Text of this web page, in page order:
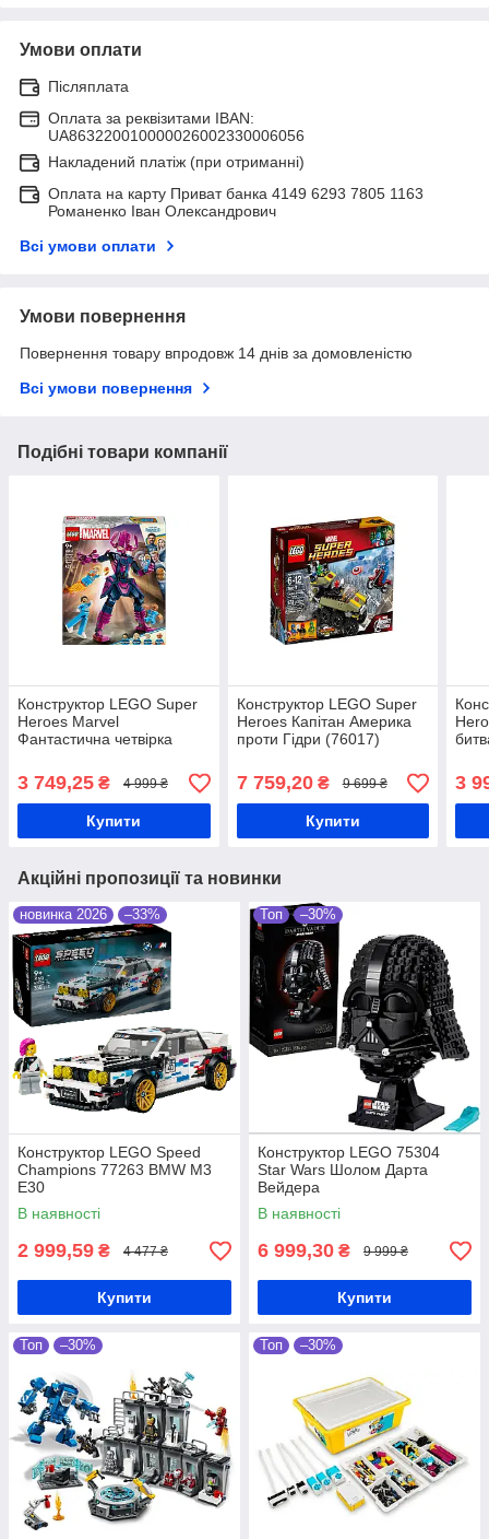
Умови оплати
Післяплата
Оплата за реквізитами IBAN:
UA863220010000026002330006056
Накладений платіж (при отриманні)
Оплата на карту Приват банка 4149 6293 7805 1163
Романенко Іван Олександрович
Всі умови оплати
Умови повернення
Повернення товару впродовж 14 днів за домовленістю
Всі умови повернення
Подібні товари компанії
Конструктор LEGO Super
Heroes Marvel
Фантастична четвірка
фігурка (76316)
3 749,25 ₴ 4 999 ₴
Купити
Конструктор LEGO Super
Heroes Капітан Америка
проти Гідри (76017)
7 759,20₴ 9 699 ₴
Купити
3
Акційні пропозиції та новинки
новинка 2026 –33%
Конструктор LEGO Speed
Champions 77263 BMW M3
E30
В наявності
2 999,59 ₴ 4 477 ₴
Купити
Топ –30%
Конструктор LEGO 75304
Star Wars Шолом Дарта
Вейдера
В наявності
6 999,30 ₴ 9 999 ₴
Купити
Топ –30% Топ –30%